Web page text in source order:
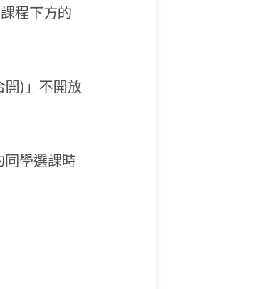
程下方的
開)」不開放
學選課時